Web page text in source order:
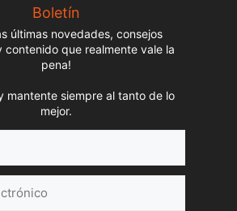
Boletín
últimas novedades, consejos
contenido que realmente vale la
pena!
mantente siempre al tanto de lo
mejor.